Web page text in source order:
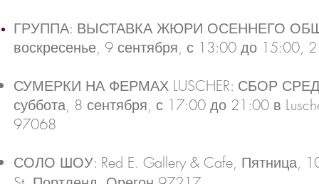
ГРУППА: ВЫСТАВКА ЖЮРИ ОСЕННЕГО
воскресенье, 9 сентября, с 13:00 до 15:00,
СУМЕРКИ НА ФЕРМАХ LUSCHER: СБОР
суббота, 8 сентября, с 17:00 до 21:00 в
97068
СОЛО ШОУ: Red E. Gallery & Cafe, Пятница,